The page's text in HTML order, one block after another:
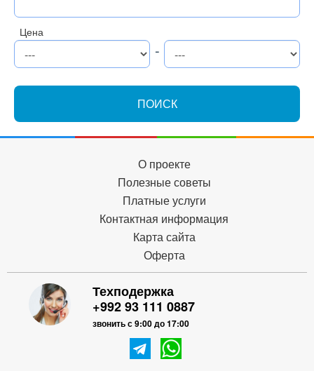
Цена
-
ПОИСК
О проекте
Полезные советы
Платные услуги
Контактная информация
Карта сайта
Оферта
Техподержка
+992 93 111 0887
звонить с 9:00 до 17:00